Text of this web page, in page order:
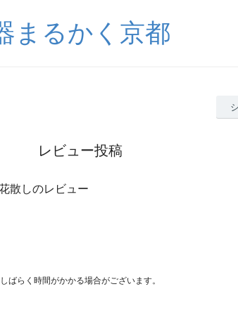
まるかく京都
レビュー投稿
散しのレビュー
ばらく時間がかかる場合がございます。